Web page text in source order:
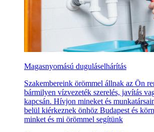
Magasnyomású duguláselhárítás
Szakembereink örömmel állnak az Ön
bármilyen vízvezeték szerelés, javítás
kapcsán. Hívjon mineket és
belül kiérkeznek önhöz Budapest és
minket és mi örömmel segítünk